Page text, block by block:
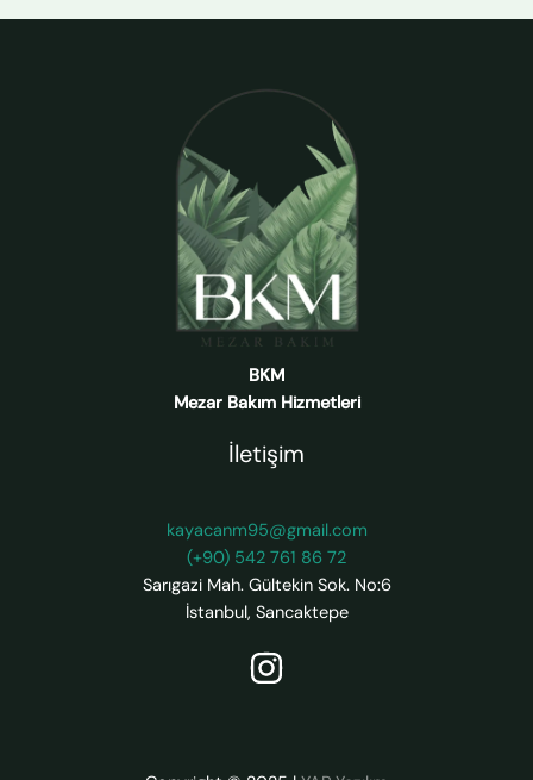
BKM
Mezar Bakım Hizmetleri
İletişim
kayacanm95@gmail.com
(+90) 542 761 86 72
Sarıgazi Mah. Gültekin Sok. No:6
İstanbul, Sancaktepe